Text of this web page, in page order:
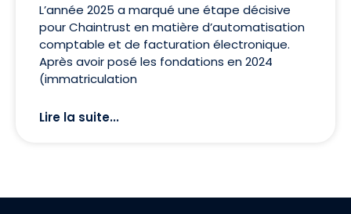
L’année 2025 a marqué une étape décisive
pour Chaintrust en matière d’automatisation
comptable et de facturation électronique.
Après avoir posé les fondations en 2024
(immatriculation
Lire la suite...